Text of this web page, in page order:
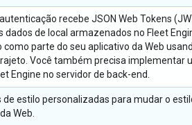
recebe JSON Web Tokens
dados de local armazenados no Fleet
parte do seu aplicativo da Web
Você também precisa implementar
Engine no servidor de back-end.
de estilo personalizadas para mudar o
Web.